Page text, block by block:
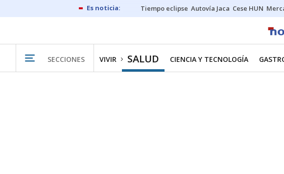
Tiempo eclipse Autovía Jaca Cese HUN
SECCIONES VIVIR SALUD CIENCIA Y TECNOLOGÍA